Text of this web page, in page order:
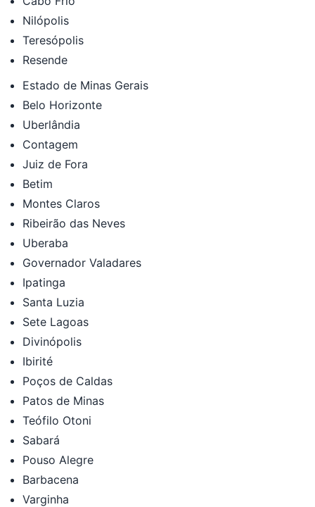
Nilópolis
Teresópolis
Resende
Estado de Minas Gerais
Belo Horizonte
Uberlândia
Contagem
Juiz de Fora
Betim
Montes Claros
Ribeirão das Neves
Uberaba
Governador Valadares
Ipatinga
Santa Luzia
Sete Lagoas
Divinópolis
Ibirité
Poços de Caldas
Patos de Minas
Teófilo Otoni
Sabará
Pouso Alegre
Barbacena
Varginha